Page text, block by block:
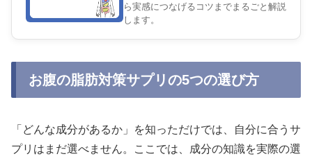
ら実感につなげるコツまでまるごと解説
します。
お腹の脂肪対策サプリの5つの選び方
「どんな成分があるか」を知っただけでは、自分に合うサ
プリはまだ選べません。ここでは、成分の知識を実際の選